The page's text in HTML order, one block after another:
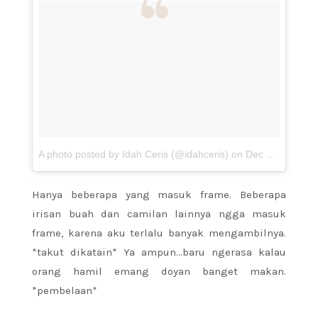
A photo posted by Idah Ceris (@idahceris) on Dec 3, 2015 at 9:12pm PST
Hanya beberapa yang masuk frame. Beberapa
irisan buah dan camilan lainnya ngga masuk
frame, karena aku terlalu banyak mengambilnya.
*takut dikatain* Ya ampun…baru ngerasa kalau
orang hamil emang doyan banget makan.
*pembelaan*